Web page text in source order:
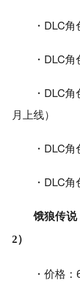
・DLC角
・DLC
・DLC
月上线）
・DLC
・DLC
饿狼传说
2）
・价格